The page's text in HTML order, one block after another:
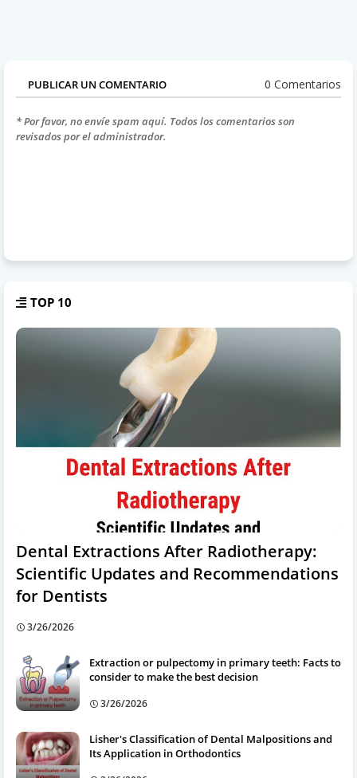
PUBLICAR UN COMENTARIO 0 Comentarios
* Por favor, no envíe spam aquí. Todos los comentarios son
revisados por el administrador.
TOP 10
Dental Extractions After Radiotherapy:
Scientific Updates and Recommendations
for Dentists
3/26/2026
Extraction or pulpectomy in primary teeth: Facts to
consider to make the best decision
3/26/2026
Lisher's Classification of Dental Malpositions and
Its Application in Orthodontics